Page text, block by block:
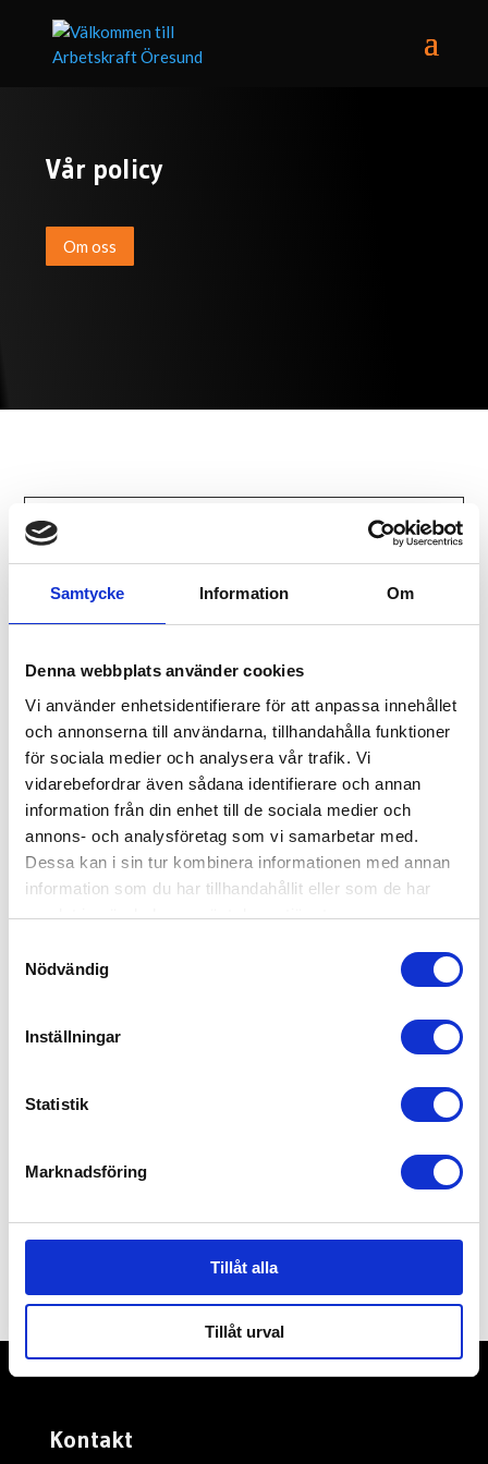
Samtycke Information Om
Denna webbplats använder cookies
Vi använder enhetsidentifierare för att anpassa innehållet
och annonserna till användarna, tillhandahålla funktioner
för sociala medier och analysera vår trafik. Vi
vidarebefordrar även sådana identifierare och annan
information från din enhet till de sociala medier och
annons- och analysföretag som vi samarbetar med.
Dessa kan i sin tur kombinera informationen med annan
information som du har tillhandahållit eller som de har
samlat in när du har använt deras tjänster.
Nödvändig
Inställningar
Statistik
Marknadsföring
Tillåt alla
Tillåt urval
Vår policy
Om oss
Arbetsmiljöpolicy
Kvalitetspolicy
ISO 14001
ISO 9001
Tryck på läs mer för att se våra specialiteter, men som
Läs mer…
Kontakt